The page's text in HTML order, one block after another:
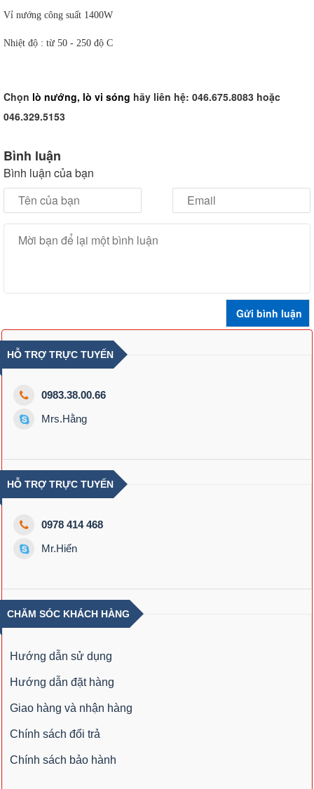
Vỉ nướng công suất 1400W
Nhiệt độ : từ 50 - 250 độ C
Chọn lò nướng, lò vi sóng hãy liên hệ: 046.675.8083 hoặc
046.329.5153
Bình luận
Bình luận của bạn
HỖ TRỢ TRỰC TUYẾN
0983.38.00.66
Mrs.Hằng
HỖ TRỢ TRỰC TUYẾN
0978 414 468
Mr.Hiển
CHĂM SÓC KHÁCH HÀNG
Hướng dẫn sử dụng
Hướng dẫn đặt hàng
Giao hàng và nhận hàng
Chính sách đổi trả
Chính sách bảo hành